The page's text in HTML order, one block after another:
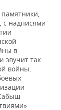
с надписями
в
звучит так:
войны,